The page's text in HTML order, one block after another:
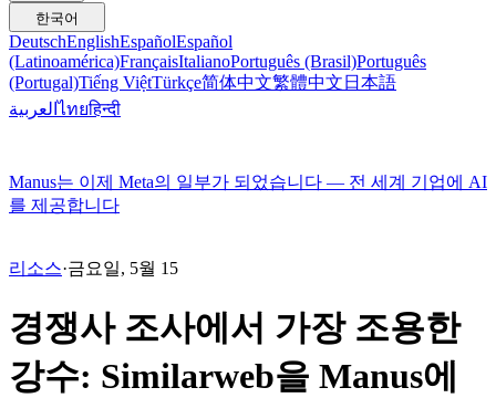
한국어
DeutschEnglishEspañolEspañol
(Latinoamérica)FrançaisItalianoPortuguês (Brasil)Português
(Portugal)Tiếng ViệtTürkçe简体中文繁體中文 日本語
العربيةไทยहिन्दी
Manus는 이제 Meta의 일부가 되었습니다 — 전 세계 기업에 AI
를 제공합니다
리소스·금요일, 5월 15
경쟁사 조사에서 가장 조용한
강수: Similarweb을 Manus에